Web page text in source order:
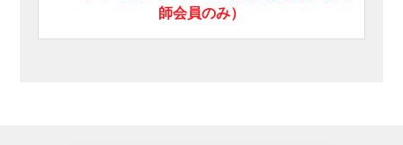
師会員のみ）